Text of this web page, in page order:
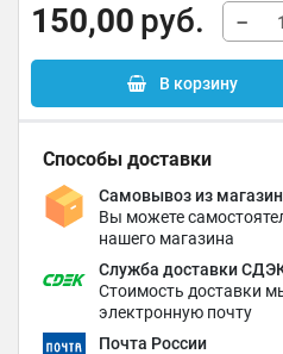
150,00 руб. −
В корзину
Способы доставки
Самовывоз из
Вы можете
нашего магазина
Служба доставки
Стоимость доставки
электронную почту
Почта России